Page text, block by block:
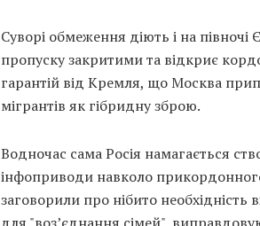
Суворі обмеження діють і на
пропуску закритими та відкриє
гарантій від Кремля, що Москва
мігрантів як гібридну зброю.
Водночас сама Росія намагається
інфоприводи навколо
заговорили про нібито